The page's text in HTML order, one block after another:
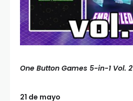
One Button Games 5-in-1 Vol. 2
21 de mayo